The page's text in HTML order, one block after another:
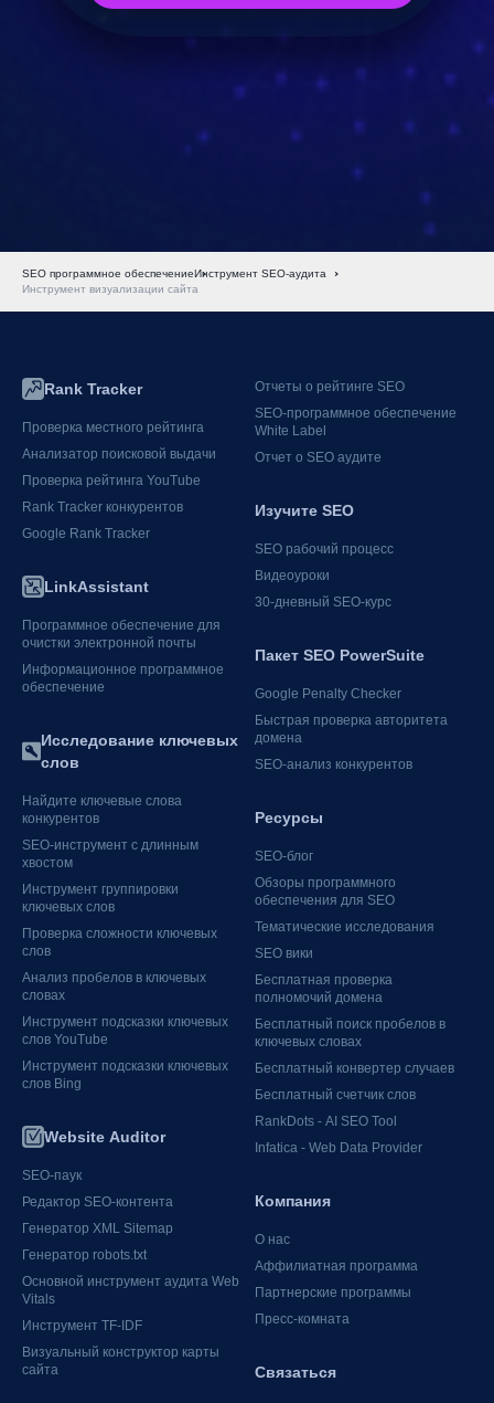
SEO программное обеспечениеИнструмент SEO-аудита
Инструмент визуализации сайта
Rank Tracker
Проверка местного рейтинга
Анализатор поисковой выдачи
Проверка рейтинга YouTube
Rank Tracker конкурентов
Google Rank Tracker
LinkAssistant
Программное обеспечение для
очистки электронной почты
Информационное программное
обеспечение
Исследование ключевых
слов
Найдите ключевые слова
конкурентов
SEO-инструмент с длинным
хвостом
Инструмент группировки
ключевых слов
Проверка сложности ключевых
слов
Анализ пробелов в ключевых
словах
Инструмент подсказки ключевых
слов YouTube
Инструмент подсказки ключевых
слов Bing
Website Auditor
SEO-паук
Редактор SEO-контента
Генератор XML Sitemap
Генератор robots.txt
Основной инструмент аудита Web
Vitals
Инструмент TF-IDF
Визуальный конструктор карты
сайта
Отчеты о рейтинге SEO
SEO-программное обеспечение
White Label
Отчет о SEO аудите
Изучите SEO
SEO рабочий процесс
Видеоуроки
30-дневный SEO-курс
Пакет SEO PowerSuite
Google Penalty Checker
Быстрая проверка авторитета
домена
SEO-анализ конкурентов
Ресурсы
SEO-блог
Обзоры программного
обеспечения для SEO
Тематические исследования
SEO вики
Бесплатная проверка
полномочий домена
Бесплатный поиск пробелов в
ключевых словах
Бесплатный конвертер случаев
Бесплатный счетчик слов
RankDots - AI SEO Tool
Infatica - Web Data Provider
Компания
О нас
Аффилиатная программа
Партнерские программы
Пресс-комната
Связаться